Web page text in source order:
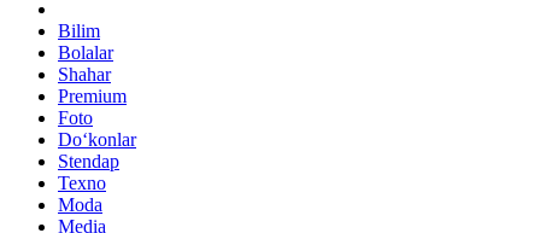
Bilim
Bolalar
Shahar
Premium
Foto
Do‘konlar
Stendap
Texno
Moda
Media